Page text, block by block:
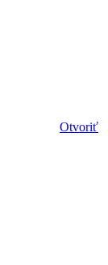
Otvoriť